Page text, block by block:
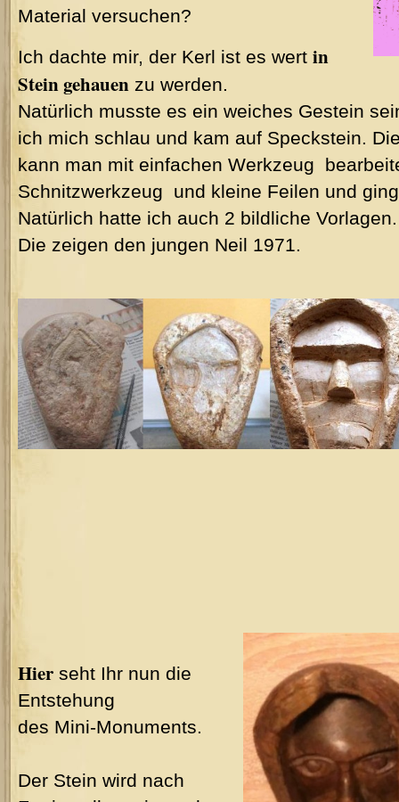
Material versuchen?
Ich dachte mir, der Kerl ist es wert in
Stein gehauen zu werden.
Natürlich musste es ein weiches Gestein
ich mich schlau und kam auf Speckstein.
kann man mit einfachen Werkzeug
Schnitzwerkzeug
und kleine Feilen und
Natürlich hatte ich auch 2 bildliche Vorlagen.
Die zeigen den jungen Neil 1971.
Hier seht Ihr nun die
Entstehung
des Mini-Monuments.
Der Stein wird nach